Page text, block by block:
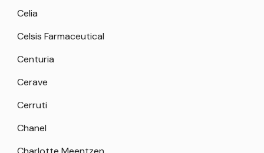
Celia
Celsis Farmaceutical
Centuria
Cerave
Cerruti
Chanel